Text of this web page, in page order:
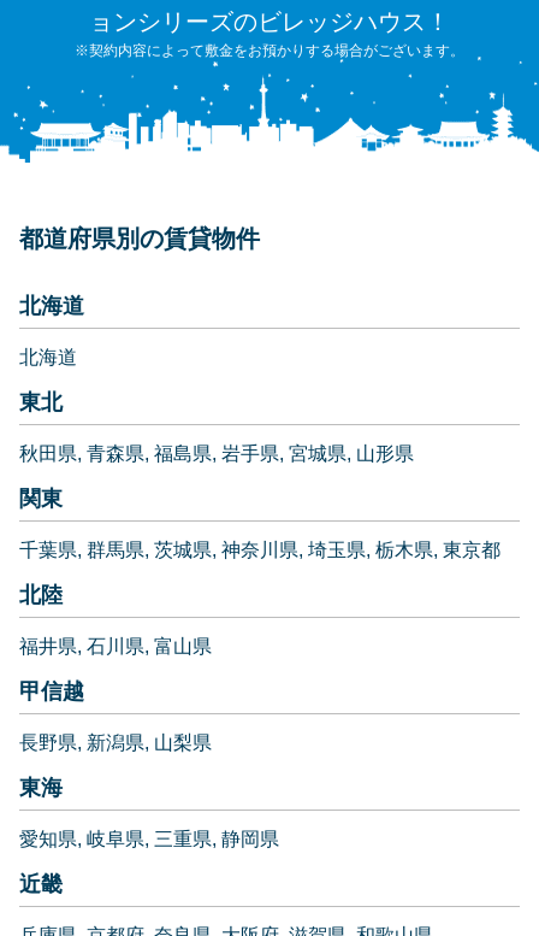
ョンシリーズのビレッジハウス！
※契約内容によって敷金をお預かりする場合がございます。
都道府県別の賃貸物件
北海道
北海道
東北
秋田県 青森県 福島県 岩手県 宮城県 山形県
関東
千葉県 群馬県 茨城県 神奈川県 埼玉県 栃木県 東京都
北陸
福井県 石川県 富山県
甲信越
長野県 新潟県 山梨県
東海
愛知県 岐阜県 三重県 静岡県
近畿